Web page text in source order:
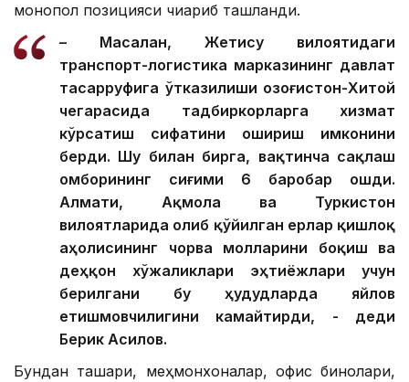
монопол позицияси чиқариб ташланди.
– Масалан, Жетису вилоятидаги
транспорт-логистика марказининг давлат
тасарруфига ўтказилиши Қозоғистон-Хитой
чегарасида тадбиркорларга хизмат
кўрсатиш сифатини ошириш имконини
берди. Шу билан бирга, вақтинча сақлаш
омборининг сиғими 6 баробар ошди.
Алмати, Ақмола ва Туркистон
вилоятларида олиб қўйилган ерлар қишлоқ
аҳолисининг чорва молларини боқиш ва
деҳқон хўжаликлари эҳтиёжлари учун
берилгани бу ҳудудларда яйлов
етишмовчилигини камайтирди, - деди
Берик Асилов.
Бундан ташқари, меҳмонхоналар, офис бинолари,